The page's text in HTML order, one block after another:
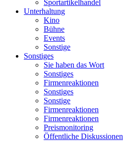
Sportartikelhandel
Unterhaltung
Kino
Bühne
Events
Sonstige
Sonstiges
Sie haben das Wort
Sonstiges
Firmenreaktionen
Sonstiges
Sonstige
Firmenreaktionen
Firmenreaktionen
Preismonitoring
Öffentliche Diskussionen